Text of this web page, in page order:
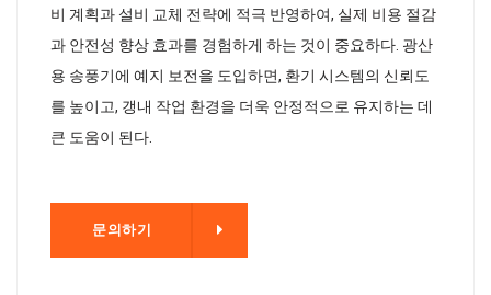
비 계획과 설비 교체 전략에 적극 반영하여, 실제 비용 절감
과 안전성 향상 효과를 경험하게 하는 것이 중요하다. 광산
용 송풍기에 예지 보전을 도입하면, 환기 시스템의 신뢰도
를 높이고, 갱내 작업 환경을 더욱 안정적으로 유지하는 데
큰 도움이 된다.
문의하기